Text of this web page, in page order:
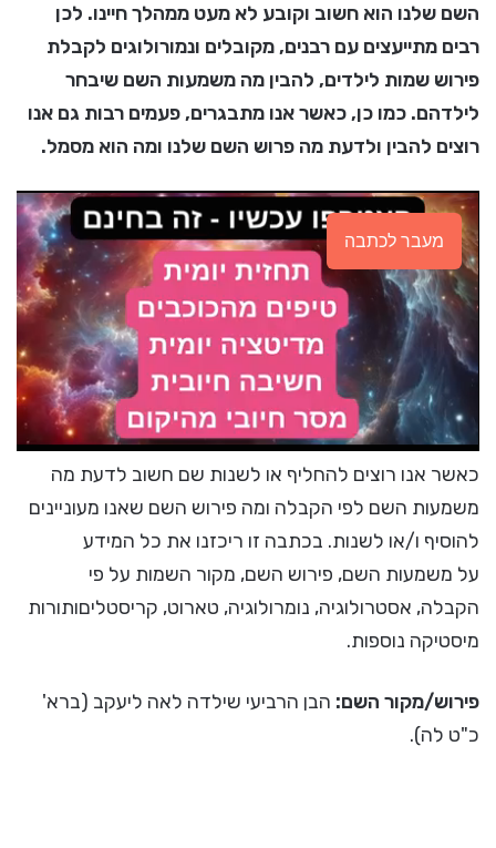
השם שלנו הוא חשוב וקובע לא מעט ממהלך חיינו. לכן
רבים מתייעצים עם רבנים, מקובלים ונמורולוגים לקבלת
פירוש שמות לילדים, להבין מה משמעות השם שיבחר
לילדהם. כמו כן, כאשר אנו מתבגרים, פעמים רבות גם אנו
רוצים להבין ולדעת מה פרוש השם שלנו ומה הוא מסמל.
מעבר לכתבה
כאשר אנו רוצים להחליף או לשנות שם חשוב לדעת מה
משמעות השם לפי הקבלה ומה פירוש השם שאנו מעוניינים
להוסיף ו/או לשנות. בכתבה זו ריכזנו את כל המידע
על משמעות השם, פירוש השם, מקור השמות על פי
הקבלה, אסטרולוגיה, נומרולוגיה, טארוט, קריסטליםותורות
מיסטיקה נוספות.
פירוש/מקור השם: הבן הרביעי שילדה לאה ליעקב (ברא'
כ"ט לה).